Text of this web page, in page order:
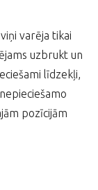
varēja tikai
uzbrukt un
līdzekļi,
pozīcijām